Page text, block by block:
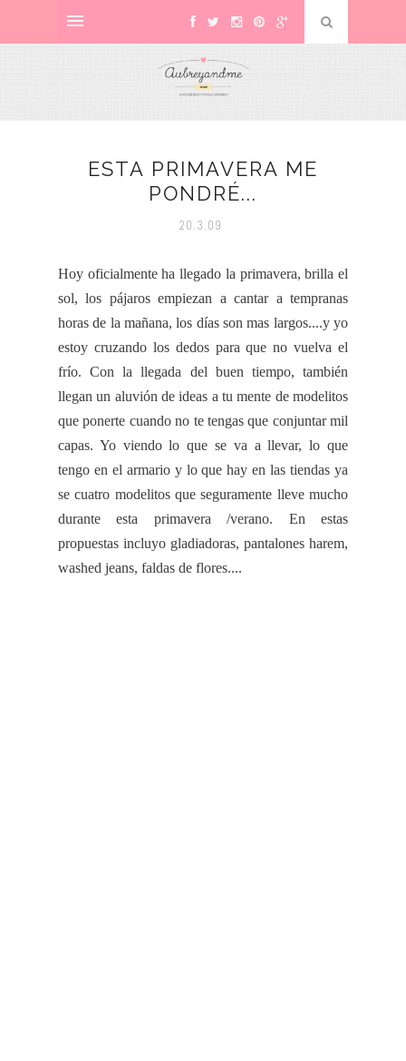
ESTA PRIMAVERA ME
PONDRÉ...
20.3.09
Hoy oficialmente ha llegado la primavera, brilla el
sol, los pájaros empiezan a cantar a tempranas
horas de la mañana, los días son mas largos....y yo
estoy cruzando los dedos para que no vuelva el
frío. Con la llegada del buen tiempo, también
llegan un aluvión de ideas a tu mente de modelitos
que ponerte cuando no te tengas que conjuntar mil
capas. Yo viendo lo que se va a llevar, lo que
tengo en el armario y lo que hay en las tiendas ya
se cuatro modelitosque seguramente lleve mucho
durante esta primavera /verano. En estas
propuestas incluyo gladiadoras, pantalones harem,
washed jeans, faldas de flores....